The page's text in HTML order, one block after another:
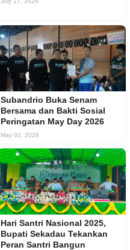
Subandrio Buka Senam
Bersama dan Bakti Sosial
Peringatan May Day 2026
May 02, 2026
Hari Santri Nasional 2025,
Bupati Sekadau Tekankan
Peran Santri Bangun